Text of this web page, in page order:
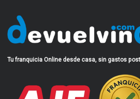
Tu franquicia Online desde casa, sin gastos